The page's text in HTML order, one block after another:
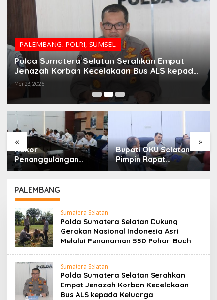
PALEMBANG, POLRI, SUMSEL
Polda Sumatera Selatan Serahkan Empat
Jenazah Korban Kecelakaan Bus ALS kepada
Keluarga
Mei 23, 2026
« »
Rakor
Penanggulangan
Kemiskinan Dan
Rumah, Pemkab OKU
Selatan Perkuat
Kolaborasi Dengan
Pemprov Sumsel
Bupati OKU Selatan
Pimpin Rapat
Koordinasi Verifikasi
PALEMBANG
Sumatera Selatan
Polda Sumatera Selatan Dukung
Gerakan Nasional Indonesia Asri
Melalui Penanaman 550 Pohon Buah
Sumatera Selatan
Polda Sumatera Selatan Serahkan
Empat Jenazah Korban Kecelakaan
Bus ALS kepada Keluarga